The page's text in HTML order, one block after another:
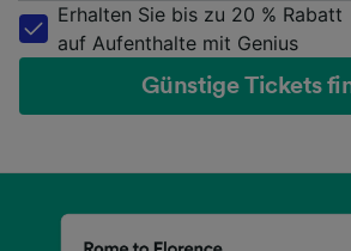
Erhalten Sie bis zu 20 % Rabatt
auf Aufenthalte mit Genius
Günstige Tickets